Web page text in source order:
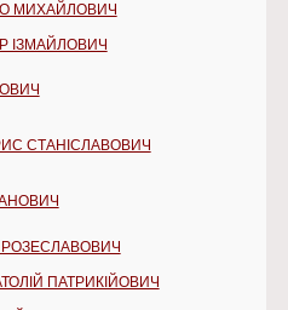
МИХАЙЛОВИЧ
ІЗМАЙЛОВИЧ
СТАНІСЛАВОВИЧ
ПАТРИКІЙОВИЧ